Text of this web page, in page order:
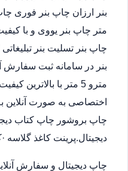
متر چاپ بنر یووی و با
مترو 5 متر با
اختصاصی به صورت
چاپ بروشور چاپ کتاب
دیجیتال.پرینت کاغذ گلاسه ·‎کتد و لمینت ·‎سر برگ A4 ·‎پاپ آپ 3*4
چاپ دیجیتال و سفارش